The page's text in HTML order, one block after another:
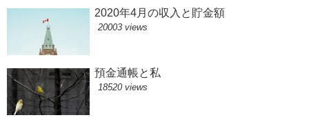
2020年4月の収入と貯金額
20003 views
預金通帳と私
18520 views